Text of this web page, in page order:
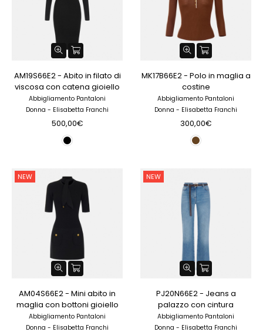
AM19S66E2 - Abito in filato di
viscosa con catena gioiello
Abbigliamento Pantaloni
Donna - Elisabetta Franchi
500,00€
MK17B66E2 - Polo in maglia a
costine
Abbigliamento Pantaloni
Donna - Elisabetta Franchi
300,00€
NEW
AM04S66E2 - Mini abito in
maglia con bottoni gioiello
Abbigliamento Pantaloni
Donna - Elisabetta Franchi
NEW
PJ20N66E2 - Jeans a
palazzo con cintura
Abbigliamento Pantaloni
Donna - Elisabetta Franchi